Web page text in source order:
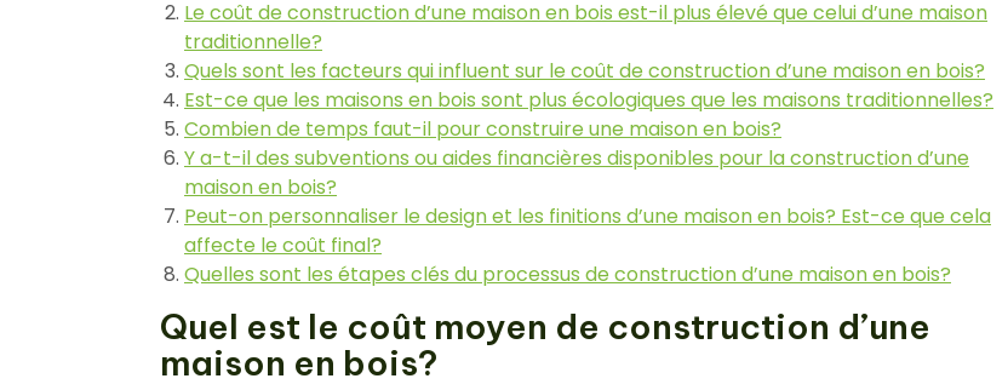
Le coût de construction d’une maison en bois est-il plus élevé que celui d’une maison
traditionnelle?
Quels sont les facteurs qui influent sur le coût de construction d’une maison en bois?
Est-ce que les maisons en bois sont plus écologiques que les maisons traditionnelles?
Combien de temps faut-il pour construire une maison en bois?
Y a-t-il des subventions ou aides financières disponibles pour la construction d’une
maison en bois?
Peut-on personnaliser le design et les finitions d’une maison en bois? Est-ce que cela
affecte le coût final?
Quelles sont les étapes clés du processus de construction d’une maison en bois?
Quel est le coût moyen de construction d’une
maison en bois?